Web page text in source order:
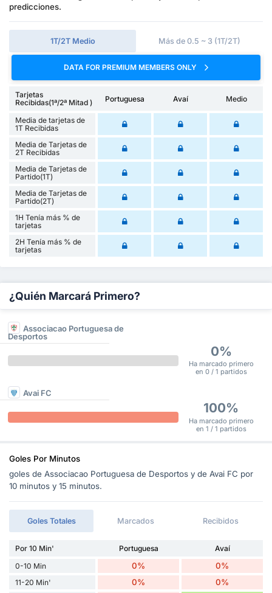
predicciones.
1T/2T Medio Más de 0.5 ~ 3 (1T/2T)
DATA FOR PREMIUM MEMBERS ONLY
Tarjetas
Recibidas(1ª/2ª Mitad )
Portuguesa Avaí Medio
Media de tarjetas de
1T Recibidas
Media de Tarjetas de
2T Recibidas
Media de Tarjetas de
Partido(1T)
Media de Tarjetas de
Partido(2T)
1H Tenía más % de
tarjetas
2H Tenía más % de
tarjetas
¿Quién Marcará Primero?
Associacao Portuguesa de
Desportos
0%
Ha marcado primero
en 0 / 1 partidos
Avai FC
100%
Ha marcado primero
en 1 / 1 partidos
Goles Por Minutos
goles de Associacao Portuguesa de Desportos y de Avai FC por
10 minutos y 15 minutos.
Goles Totales Marcados Recibidos
Por 10 Min' Portuguesa
Avaí
0-10 Min
0% 0%
11-20 Min' 0% 0%